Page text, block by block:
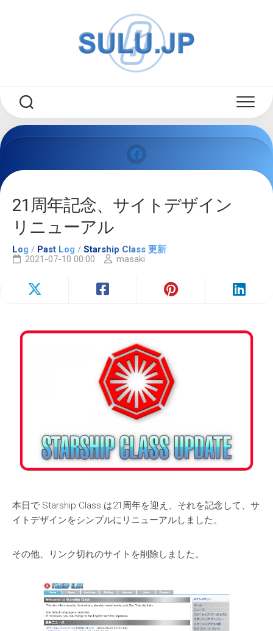
21周年記念、サイトデザイン
リニューアル
Log / Past Log / Starship Class 更新
2021-07-10 00:00
masaki
本日で Starship Class は21周年を迎え、それを記念して、サ
イトデザインをシンプルにリニューアルしました。
その他、リンク切れのサイトを削除しました。